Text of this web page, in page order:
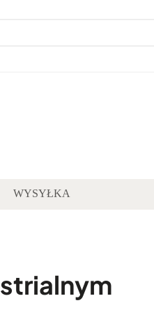
WYSYŁKA